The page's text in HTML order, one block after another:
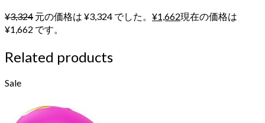
¥3,324 元の価格は ¥3,324 でした。 ¥1,662現在の価格は
¥1,662 です。
Related products
Sale